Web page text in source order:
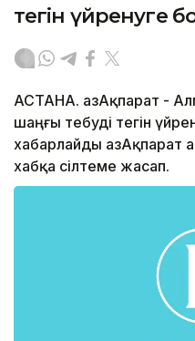
тегін үйренуге
АСТАНА. ҚазАқпарат -
шаңғы тебуді тегін
хабарлайды ҚазАқпарат
хабқа сілтеме жасап.